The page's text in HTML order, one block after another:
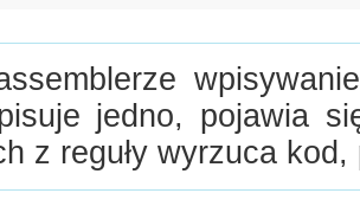
jedno, pojawia
z reguły wyrzuca kod,